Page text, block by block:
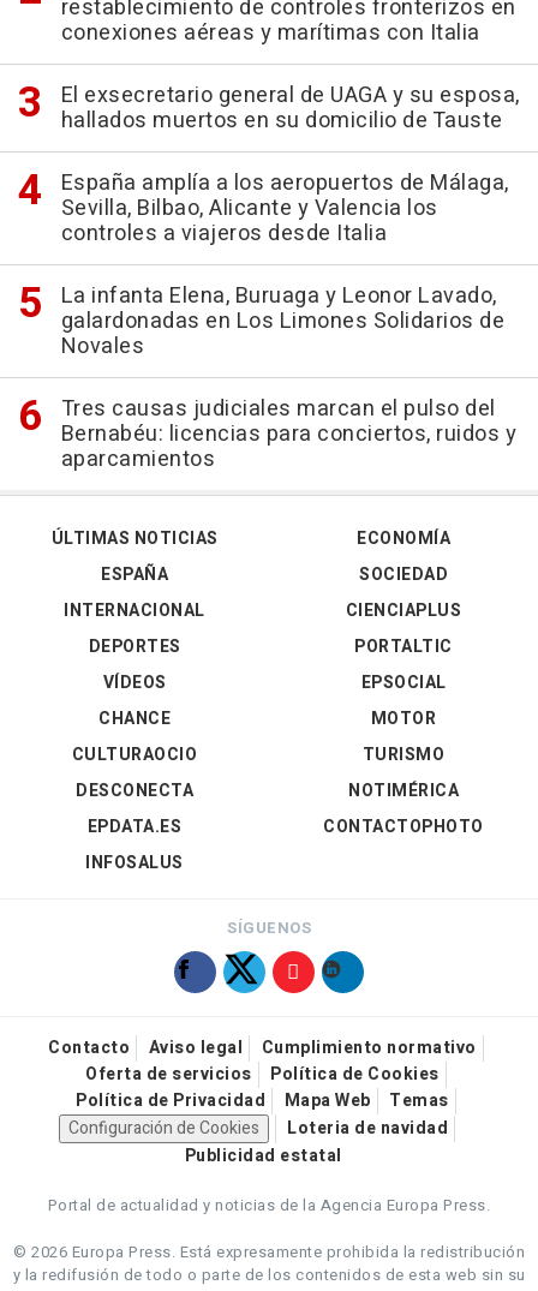
restablecimiento de controles fronterizos en
conexiones aéreas y marítimas con Italia
El exsecretario general de UAGA y su esposa,
hallados muertos en su domicilio de Tauste
España amplía a los aeropuertos de Málaga,
Sevilla, Bilbao, Alicante y Valencia los
controles a viajeros desde Italia
La infanta Elena, Buruaga y Leonor Lavado,
galardonadas en Los Limones Solidarios de
Novales
Tres causas judiciales marcan el pulso del
Bernabéu: licencias para conciertos, ruidos y
aparcamientos
ÚLTIMAS NOTICIAS
ESPAÑA
INTERNACIONAL
DEPORTES
VÍDEOS
ECONOMÍA
SOCIEDAD
CIENCIAPLUS
PORTALTIC
EPSOCIAL
CHANCE
CULTURAOCIO
DESCONECTA
EPDATA.ES
INFOSALUS
MOTOR
TURISMO
NOTIMÉRICA
CONTACTOPHOTO
SÍGUENOS
Contacto Aviso legal
Cumplimiento normativo
Oferta de servicios
Política de Cookies
Política de Privacidad
Mapa Web
Temas
Configuración de Cookies
Loteria de navidad
Publicidad estatal
Portal de actualidad y noticias de la Agencia Europa Press.
© 2026 Europa Press. Está expresamente prohibida la redistribución
y la redifusión de todo o parte de los contenidos de esta web sin su